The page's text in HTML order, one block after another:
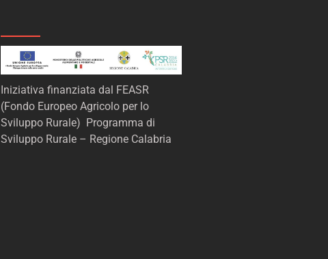
Iniziativa finanziata dal FEASR
(Fondo Europeo Agricolo per lo
Sviluppo Rurale) Programma di
Sviluppo Rurale – Regione Calabria